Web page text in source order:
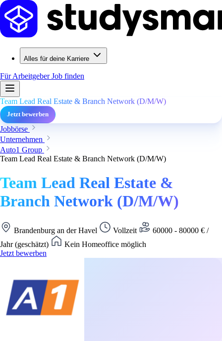
Alles für deine Karriere
Für ArbeitgeberJob finden
Team Lead Real Estate & Branch Network (D/M/W)
Jetzt bewerben
Jobbörse
Unternehmen
Auto1 Group
Team Lead Real Estate & Branch Network (D/M/W)
Team Lead Real Estate &
Branch Network (D/M/W)
Brandenburg an der Havel Vollzeit
60000 - 80000 € /
Jahr (geschätzt)
Kein Homeoffice möglich
Jetzt bewerben